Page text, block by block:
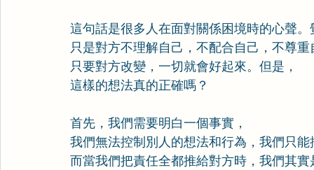
這句話是很多人在面對關係困境時的心聲
只是對方不理解自己，不配合自己，不尊重
只要對方改變，一切就會好起來。但是，
這樣的想法真的正確嗎？
首先，我們需要明白一個事實，
我們無法控制別人的想法和行為，我們只
而當我們把責任全都推給對方時，我們其